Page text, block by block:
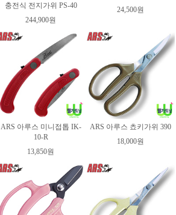
충전식 전지가위 PS-40
244,900원
24,500원
ARS 아루스 미니접톱 IK-
10-R
13,850원
ARS 아루스 쵸키가위 390
18,000원